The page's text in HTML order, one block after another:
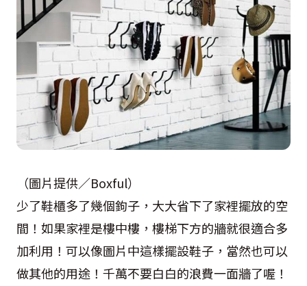
（圖片提供／Boxful）
少了鞋櫃多了幾個鉤子，大大省下了家裡擺放的空
間！如果家裡是樓中樓，樓梯下方的牆就很適合多
加利用！可以像圖片中這樣擺設鞋子，當然也可以
做其他的用途！千萬不要白白的浪費一面牆了喔！